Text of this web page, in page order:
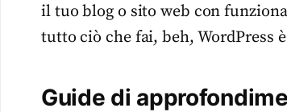
il tuo blog o sito web con
tutto ciò che fai, beh, WordPress
Guide di